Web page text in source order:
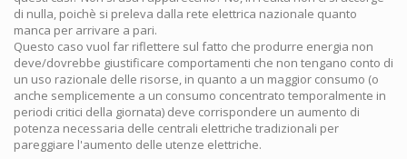
di nulla, poichè si preleva dalla rete elettrica nazionale quanto
manca per arrivare a pari.
Questo caso vuol far riflettere sul fatto che produrre energia non
deve/dovrebbe giustificare comportamenti che non tengano conto di
un uso razionale delle risorse, in quanto a un maggior consumo (o
anche semplicemente a un consumo concentrato temporalmente in
periodi critici della giornata) deve corrispondere un aumento di
potenza necessaria delle centrali elettriche tradizionali per
pareggiare l'aumento delle utenze elettriche.